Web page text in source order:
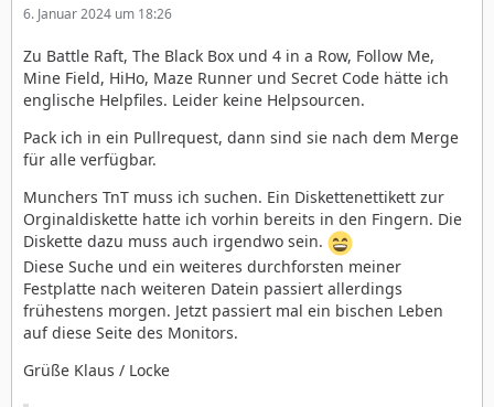
6. Januar 2024 um 18:26
Zu Battle Raft, The Black Box und 4 in a Row, Follow Me,
Mine Field, HiHo, Maze Runner und Secret Code hätte ich
englische Helpfiles. Leider keine Helpsourcen.
Pack ich in ein Pullrequest, dann sind sie nach dem Merge
für alle verfügbar.
Munchers TnT muss ich suchen. Ein Diskettenettikett zur
Orginaldiskette hatte ich vorhin bereits in den Fingern. Die
Diskette dazu muss auch irgendwo sein.
Diese Suche und ein weiteres durchforsten meiner
Festplatte nach weiteren Datein passiert allerdings
frühestens morgen. Jetzt passiert mal ein bischen Leben
auf diese Seite des Monitors.
Grüße Klaus / Locke